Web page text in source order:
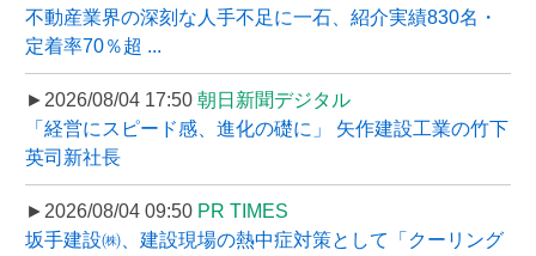
不動産業界の深刻な人手不足に一石、紹介実績830名・
定着率70％超 ...
►2026/08/04 17:50 朝日新聞デジタル
「経営にスピード感、進化の礎に」 矢作建設工業の竹下
英司新社長
►2026/08/04 09:50 PR TIMES
坂手建設㈱、建設現場の熱中症対策として「クーリング